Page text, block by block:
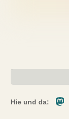
Hie und da: